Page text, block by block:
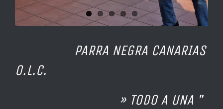
PARRA NEGRA CANARIAS
O.L.C.
» TODO A UNA ”